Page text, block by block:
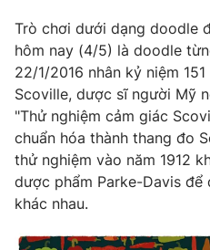
Sản phẩm
Thị trường
Tư vấn
Lịch phát sóng
Chuyên mục khác
Emagazine
Photo
Trò chơi dưới dạng doodle
hôm nay (4/5) là doodle
22/1/2016 nhân kỷ niệm
Scoville, dược sĩ người Mỹ
"Thử nghiệm cảm giác
chuẩn hóa thành thang đo
thử nghiệm vào năm 1912
dược phẩm Parke-Davis
khác nhau.